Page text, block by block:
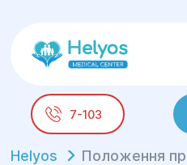
7-103
Helyos
Положення